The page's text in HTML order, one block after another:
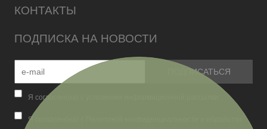
КОНТАКТЫ
ПОДПИСКА НА НОВОСТИ
Я согласен(на) с условиями информационной рассылки
Я согласен(на) с Политикой конфиденциальности и обработки